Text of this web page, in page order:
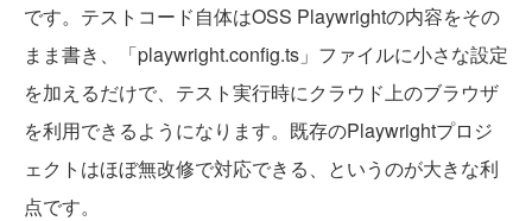
です。テストコード自体はOSS Playwrightの内容をその
まま書き、「playwright.config.ts」ファイルに小さな設定
を加えるだけで、テスト実行時にクラウド上のブラウザ
を利用できるようになります。既存のPlaywrightプロジ
ェクトはほぼ無改修で対応できる、というのが大きな利
点です。